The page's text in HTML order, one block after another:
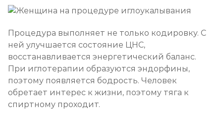
Процедура выполняет не только кодировку. С
ней улучшается состояние ЦНС,
восстанавливается энергетический баланс.
При иглотерапии образуются эндорфины,
поэтому появляется бодрость. Человек
обретает интерес к жизни, поэтому тяга к
спиртному проходит.